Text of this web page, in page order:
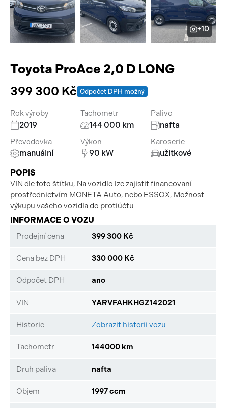
Pracovní stroje
Náhradní díly
Příslušenství
Auto a život
Videa
+10
Toyota ProAce 2,0 D LONG
399 300 Kč Odpočet DPH možný
Rok výroby
2019
Tachometr
144 000 km
Palivo
nafta
Převodovka
manuální
Výkon
90 kW
Karoserie
užitkové
POPIS
VIN dle foto štítku, Na vozidlo lze zajistit financovaní
prostřednictvím MONETA Auto, nebo ESSOX, Možnost
výkupu vašeho vozidla do protiúčtu
INFORMACE O VOZU
Prodejní cena 399 300 Kč
Cena bez DPH 330 000 Kč
Odpočet DPH ano
VIN YARVFAHKHGZ142021
Historie Zobrazit historii vozu
Tachometr 144000 km
Druh paliva nafta
Objem 1997 ccm